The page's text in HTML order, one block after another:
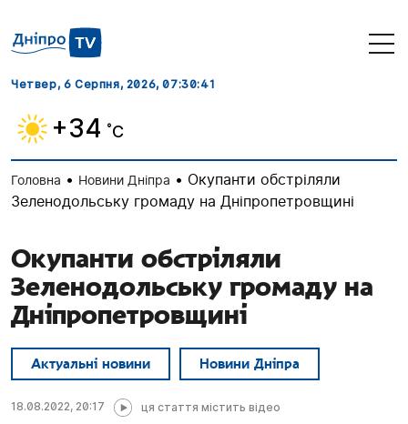
Четвер, 6 Серпня, 2026, 07:30:42
+34 ˚C
Головна • Новини Дніпра • Окупанти обстріляли
Зеленодольську громаду на Дніпропетровщині
Окупанти обстріляли
Зеленодольську громаду на
Дніпропетровщині
Актуальні новини Новини Дніпра
18.08.2022, 20:17 ця стаття містить відео